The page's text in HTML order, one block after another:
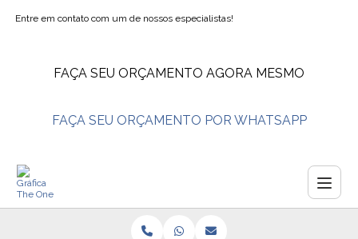
Entre em contato com um de nossos especialistas!
FAÇA SEU ORÇAMENTO AGORA MESMO
FAÇA SEU ORÇAMENTO POR WHATSAPP